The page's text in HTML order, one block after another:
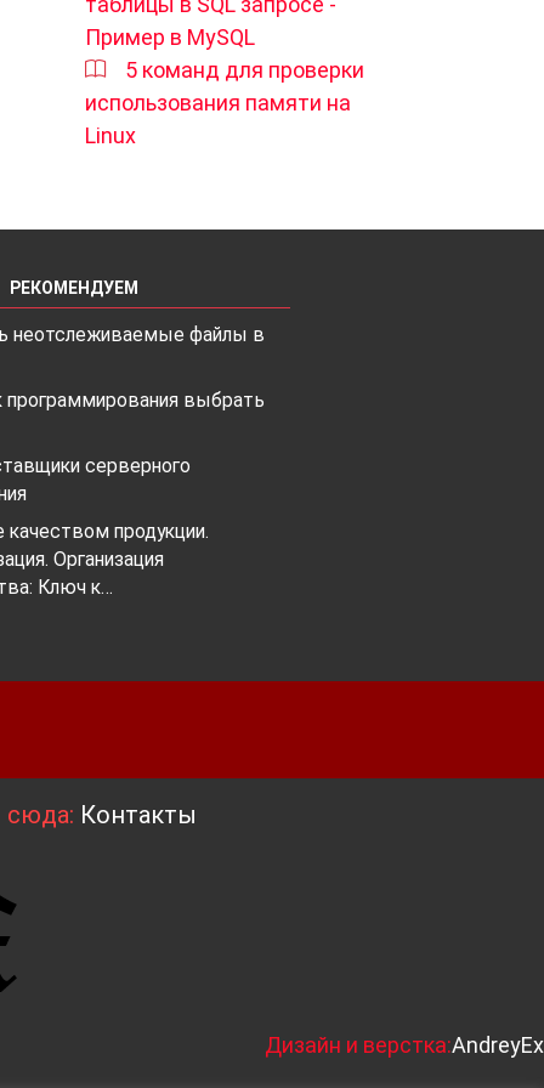
Пример в MySQL
5 команд для проверки
использования памяти на
Linux
РЕКОМЕНДУЕМ
неотслеживаемые файлы в
программирования выбрать
серверного
качеством продукции.
Организация
Ключ к…
сюда: Контакты
Дизайн и верстка:AndreyEx